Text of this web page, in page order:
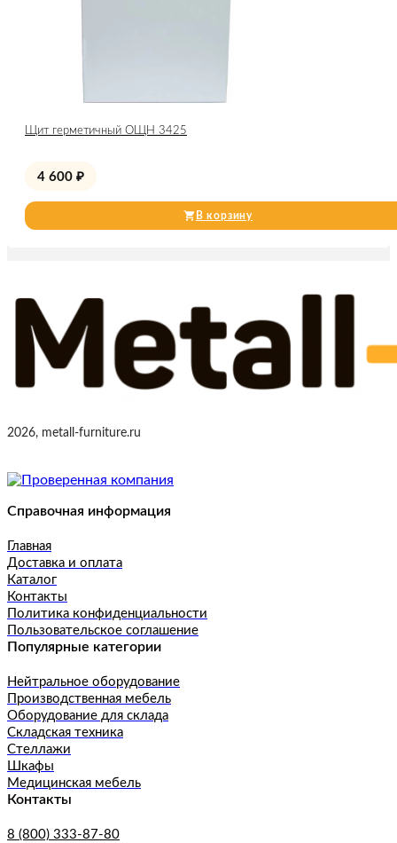
Щит герметичный ОЩН 3425
4 600 ₽
В корзину
2026, metall-furniture.ru
Справочная информация
Главная
Доставка и оплата
Каталог
Контакты
Политика конфиденциальности
Пользовательское соглашение
Популярные категории
Нейтральное оборудование
Производственная мебель
Оборудование для склада
Складская техника
Стеллажи
Шкафы
Медицинская мебель
Контакты
8 (800) 333-87-80